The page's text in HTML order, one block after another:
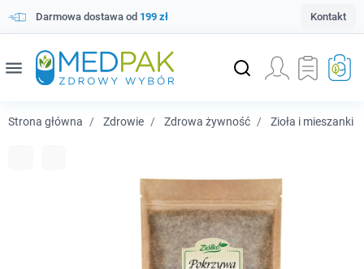
Darmowa dostawa od 199 zł Kontakt
menu
Strona główna Zdrowie Zdrowa żywność Zioła i mieszanki